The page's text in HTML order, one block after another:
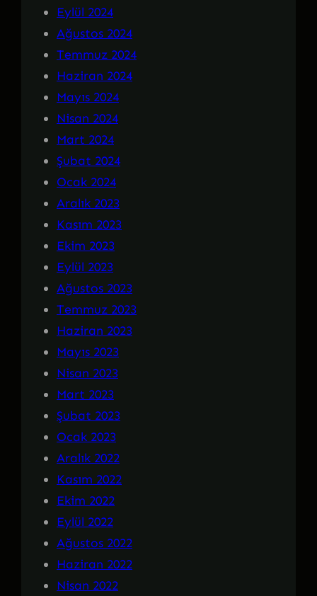
Eylül 2024
Ağustos 2024
Temmuz 2024
Haziran 2024
Mayıs 2024
Nisan 2024
Mart 2024
Şubat 2024
Ocak 2024
Aralık 2023
Kasım 2023
Ekim 2023
Eylül 2023
Ağustos 2023
Temmuz 2023
Haziran 2023
Mayıs 2023
Nisan 2023
Mart 2023
Şubat 2023
Ocak 2023
Aralık 2022
Kasım 2022
Ekim 2022
Eylül 2022
Ağustos 2022
Haziran 2022
Nisan 2022